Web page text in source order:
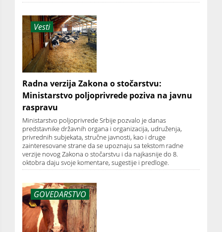
Vesti
Radna verzija Zakona o stočarstvu:
Ministarstvo poljoprivrede poziva na javnu
raspravu
Ministarstvo poljoprivrede Srbije pozvalo je danas
predstavnike državnih organa i organizacija, udruženja,
privrednih subjekata, stručne javnosti, kao i druge
zainteresovane strane da se upoznaju sa tekstom radne
verzije novog Zakona o stočarstvu i da najkasnije do 8.
oktobra daju svoje komentare, sugestije i predloge.
GOVEDARSTVO